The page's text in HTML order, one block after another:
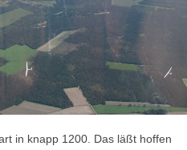
in knapp 1200. Das läßt hoffen